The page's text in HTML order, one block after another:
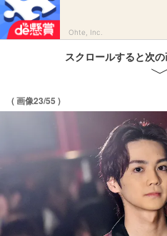
Ohte, Inc.
スクロールすると次
( 画像23/55 )